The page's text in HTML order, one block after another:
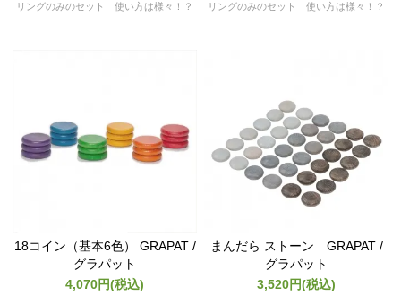
リングのみのセット 使い方は様々！？ リングのみのセット 使い方は様々！？
18コイン（基本6色） GRAPAT /
グラパット
4,070円(税込)
まんだら ストーン GRAPAT /
グラパット
3,520円(税込)